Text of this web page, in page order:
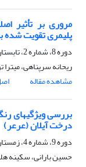
مروری بر تأثیر
پلیمری تقویت ‌شده
دوره 8، شماره 2، تابستان 1398، صفحه
ریحانه سرپناهی، میترا
مشاهده مقاله
بررسی ویژگیهای
درخت آیلان (عرعر)
دوره 9، شماره 4، زمستان 1399، صفحه
حسین بارانی، سکینه